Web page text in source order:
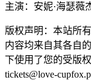
主演： 安妮·海瑟薇
版权声明：本站所
内容均来自其各自
下使用了您的受版
tickets@love-